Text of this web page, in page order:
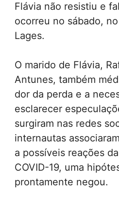
Flávia não resistiu e
ocorreu no sábado,
Lages.
O marido de Flávia,
Antunes, também
dor da perda e a
esclarecer
surgiram nas redes
internautas
a possíveis reações
COVID-19, uma
prontamente negou.